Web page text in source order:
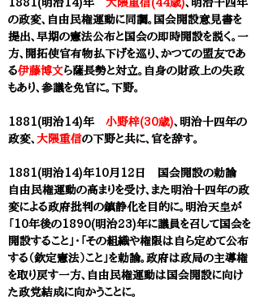
1881(明治14)年 大隈重信(44歳)、明治十四年
の政変、自由民権運動に同調。国会開設意見書を
提出、早期の憲法公布と国会の即時開設を説く。一
方、開拓使官有物払下げを巡り、かつての盟友であ
る伊藤博文ら薩長勢と対立。自身の財政上の失政
もあり、参議を免官に。下野。
1881(明治14)年 小野梓(30歳)、明治十四年の
政変、 大隈重信の下野と共に、官を辞す。
1881(明治14)年10月12日 国会開設の勅諭
自由民権運動の高まりを受け、また 明治十四年の政
変による政府批判の鎮静化を目的に。明治天皇が
「10年後の1890(明治23)年に議員を召して国会を
開設すること」・「その組織や権限は自ら定めて公布
する（欽定憲法）こと」を勅諭。政府は政局の主導権
を取り戻す一方、自由民権運動は国会開設に向け
た政党結成に向かうことに。